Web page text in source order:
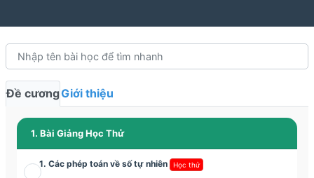
Đề cươngGiới thiệu
1. Bài Giảng Học Thử
1. Các phép toán về số tự nhiên Học thử